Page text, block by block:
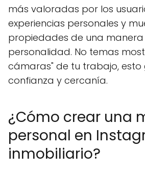
más valoradas por los
experiencias personales y
propiedades de una manera
personalidad. No temas
cámaras" de tu trabajo, esto
confianza y cercanía.
¿Cómo crear una
personal en
inmobiliario?